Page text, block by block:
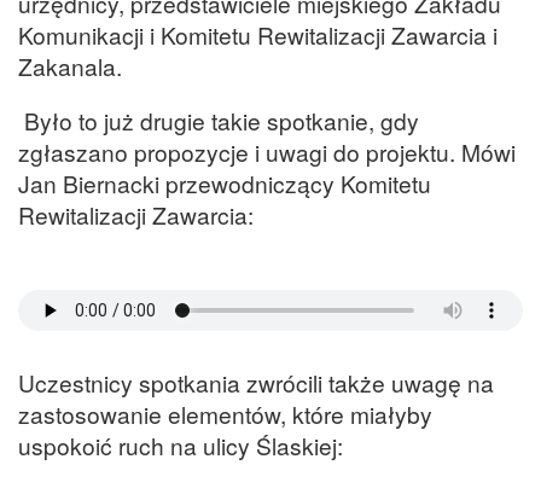
Komunikacji i Komitetu Rewitalizacji Zawarcia i
Zakanala.
Było to już drugie takie spotkanie, gdy
zgłaszano propozycje i uwagi do projektu. Mówi
Jan Biernacki przewodniczący Komitetu
Rewitalizacji Zawarcia:
Uczestnicy spotkania zwrócili także uwagę na
zastosowanie elementów, które miałyby
uspokoić ruch na ulicy Ślaskiej: